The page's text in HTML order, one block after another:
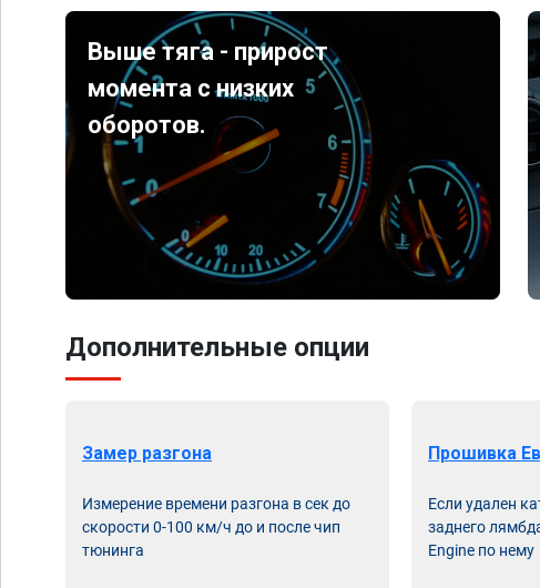
Выше тяга - прирост
момента с низких
оборотов.
Дополнительные опции
Замер разгона
Измерение времени разгона в сек до
скорости 0-100 км/ч до и после чип
тюнинга
Прошивка
Если удален
заднего
Engine по нему